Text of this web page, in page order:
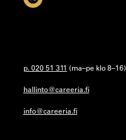
p. 020 51 311 (ma–pe klo 8–16)
hallinto@careeria.fi
info@careeria.fi